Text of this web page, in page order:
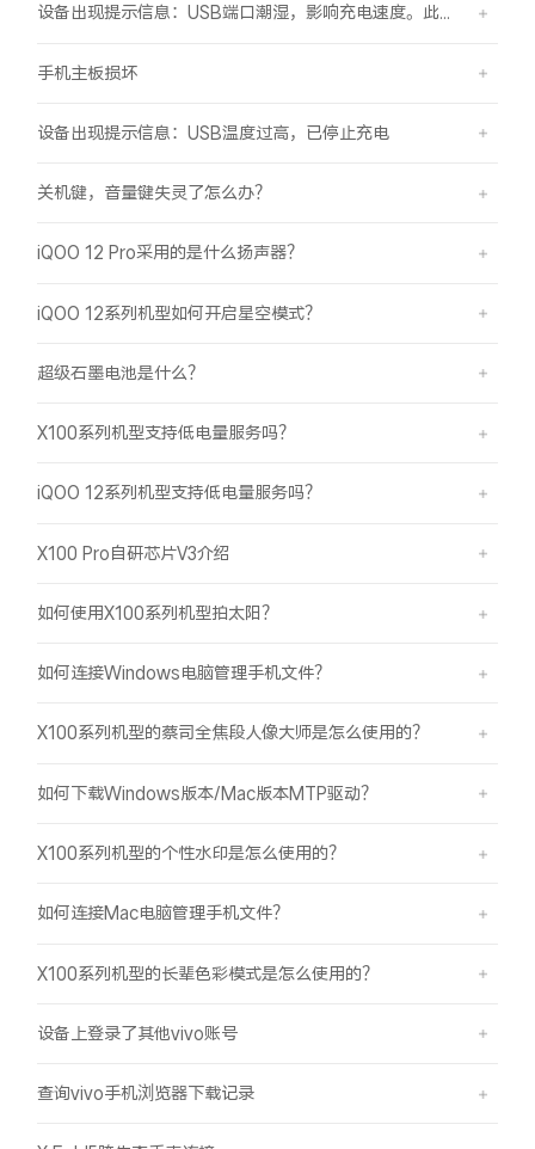
设备出现提示信息：USB端口潮湿，影响充电速度。此时设备不能充电或充电速度变慢。
手机主板损坏
设备出现提示信息：USB温度过高，已停止充电
关机键，音量键失灵了怎么办？
iQOO 12 Pro采用的是什么扬声器？
iQOO 12系列机型如何开启星空模式？
超级石墨电池是什么？
X100系列机型支持低电量服务吗？
iQOO 12系列机型支持低电量服务吗？
X100 Pro自研芯片V3介绍
如何使用X100系列机型拍太阳？
如何连接Windows电脑管理手机文件？
X100系列机型的蔡司全焦段人像大师是怎么使用的？
如何下载Windows版本/Mac版本MTP驱动？
X100系列机型的个性水印是怎么使用的？
如何连接Mac电脑管理手机文件？
X100系列机型的长辈色彩模式是怎么使用的？
设备上登录了其他vivo账号
查询vivo手机浏览器下载记录